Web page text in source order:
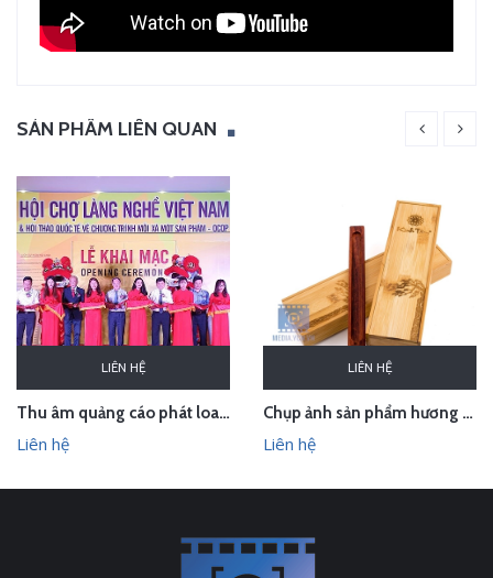
SẢN PHẨM LIÊN QUAN
LIÊN HỆ
Thu âm quảng cáo phát loa cho Hội chợ Làng nghề VN 2018
Liên hệ
LIÊN HỆ
Chụp ảnh sản phẩm hương trầm Hương Xưa - Kính Tâm trong studio Hà Nội
Liên hệ